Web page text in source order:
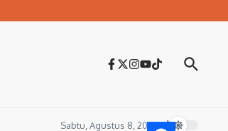
Sabtu, Agustus 8, 2026